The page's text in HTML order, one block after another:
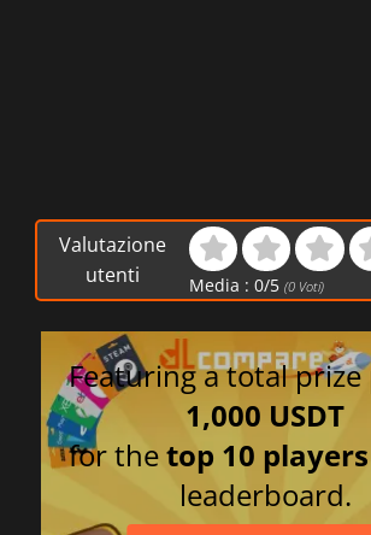
Valutazione
utenti
Media :0/5 (0 Voti)
Featuring a total
1,000 USDT
for thetop 10 players
leaderboard.